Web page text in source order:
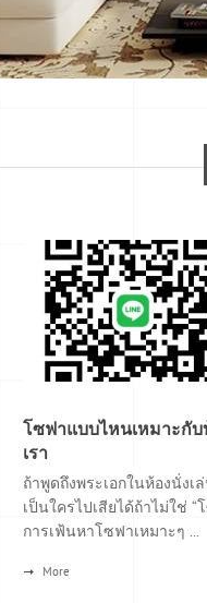
โซฟาแบบไหนเหมาะกั
เรา
ถ้าพูดถึงพระเอกในห้องนั่งเ
เป็นใครไปเสียได้ถ้าไม่ใช่ “
การเฟ้นหาโซฟาเหมาะๆ ...
More